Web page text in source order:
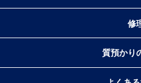
修
質預かり